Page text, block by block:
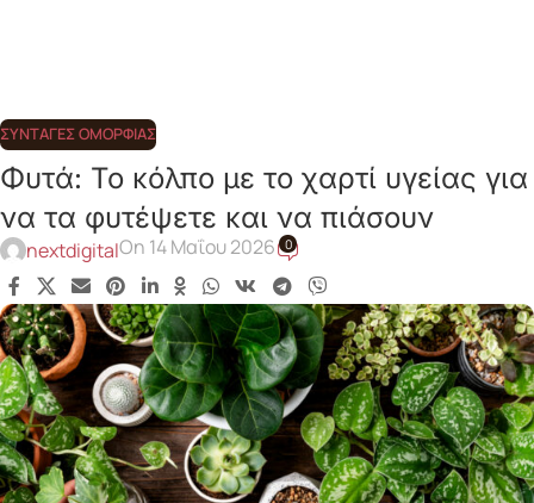
ΣΥΝΤΑΓΈΣ ΟΜΟΡΦΙΆΣ
Φυτά: Το κόλπο με το χαρτί υγείας για
να τα φυτέψετε και να πιάσουν
nextdigitalOn 14 Μαΐου 2026 0